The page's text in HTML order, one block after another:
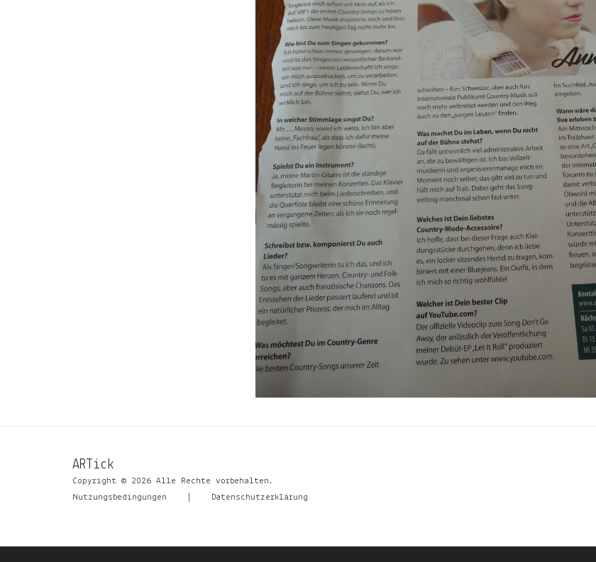
ARTick
Copyright © 2026 Alle Rechte vorbehalten.
Nutzungsbedingungen
Datenschutzerklärung